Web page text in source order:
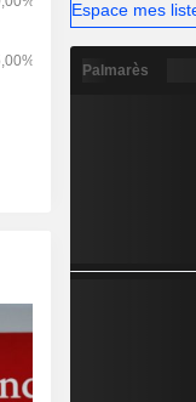
Espace mes
Palmarès